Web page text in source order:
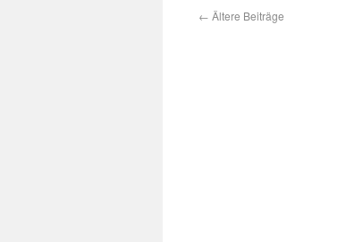
← Ältere Beiträge